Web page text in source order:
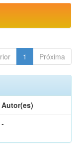
1 Próxima
Autor(es)
-